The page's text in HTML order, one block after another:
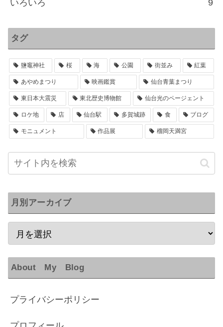
いろいろ 9
タグ
鹽竈神社 桜 海 公園 街並み 紅葉
あやめまつり 映画鑑賞 仙台青葉まつり
東日本大震災 東北歴史博物館 仙台光のページェント
ロケ地 店 仙台駅 多賀城跡 食 ブログ
モニュメント 作品展 榴岡天満宮
月別アーカイブ
About My Blog
プライバシーポリシー